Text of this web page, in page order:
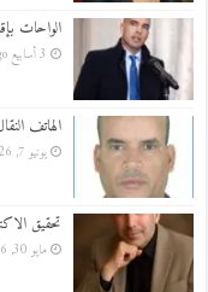
الواحات
3 أسابيع ago
الهاتف
يونيو 7, 2026
تحقيق
مايو 30, 2026